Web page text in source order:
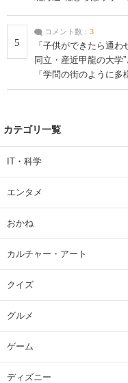
5
コメント数： 3
「子供ができたら通
同立・産近甲龍の大
「学問の街のように
| 大学 ねとらぼリサー
カテゴリ一覧
IT・科学
エンタメ
おかね
カルチャー・アート
クイズ
グルメ
ゲーム
ディズニー